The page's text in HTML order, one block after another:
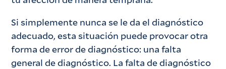
Si simplemente nunca se le da el diagnóstico
adecuado, esta situación puede provocar otra
forma de error de diagnóstico: una falta
general de diagnóstico. La falta de diagnóstico